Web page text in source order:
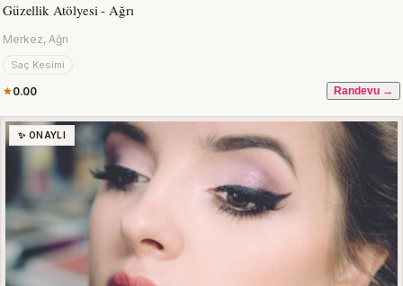
Güzellik Atölyesi - Ağrı
Merkez, Ağrı
Saç Kesimi
0.00 Randevu →
✨ ONAYLI